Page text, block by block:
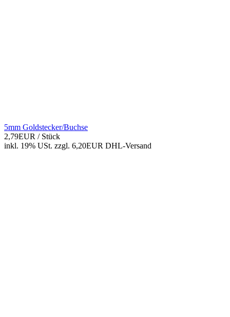
5mm Goldstecker/Buchse
2,79EUR / Stück
inkl. 19% USt. zzgl. 6,20EUR DHL-Versand